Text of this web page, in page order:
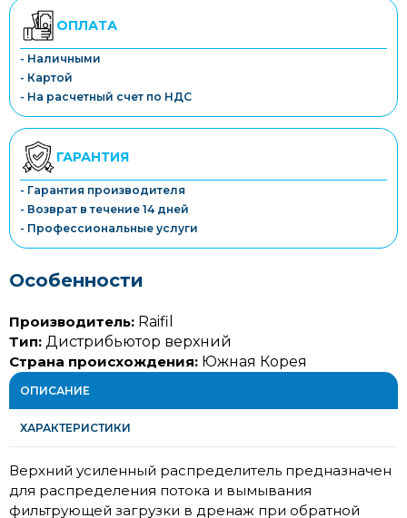
ОПЛАТА
- Наличными
- Картой
- На расчетный счет по НДС
ГАРАНТИЯ
- Гарантия производителя
- Возврат в течение 14 дней
- Профессиональные услуги
Особенности
Производитель: Raifil
Тип: Дистрибьютор верхний
Страна происхождения: Южная Корея
ОПИСАНИЕ
ХАРАКТЕРИСТИКИ
Верхний усиленный распределитель предназначен
для распределения потока и вымывания
фильтрующей загрузки в дренаж при обратной